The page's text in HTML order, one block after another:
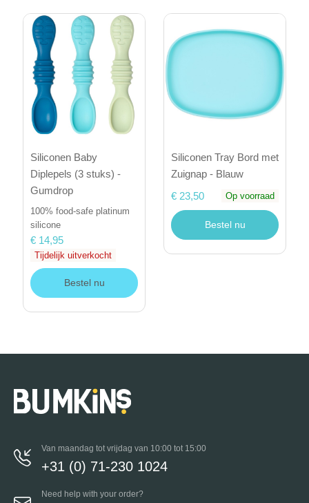
Siliconen Baby
Diplepels (3 stuks) -
Gumdrop
100% food-safe platinum
silicone
€ 14,95
Tijdelijk uitverkocht
Bestel nu
Siliconen Tray Bord met
Zuignap - Blauw
€ 23,50
Op voorraad
Bestel nu
Van maandag tot vrijdag van 10:00 tot 15:00
+31 (0) 71-230 1024
Need help with your order?